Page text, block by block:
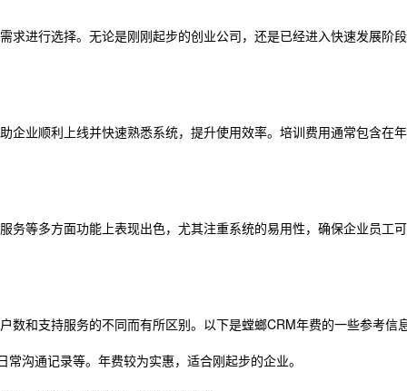
求进行选择。无论是刚刚起步的创业公司，还是已经进入快速发展阶
企业顺利上线并快速熟悉系统，提升使用效率。培训费用通常包含在
务等多方面功能上表现出色，尤其注重系统的易用性，确保企业员工
和支持服务的不同而有所区别。以下是螳螂CRM年费的一些参考信息
沟通记录等。年费较为实惠，适合刚起步的企业。